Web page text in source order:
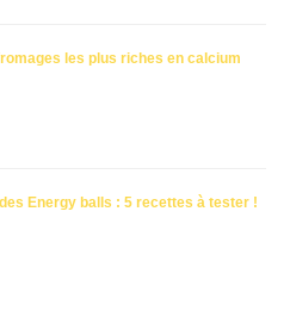
les plus riches en calcium
Energy balls : 5 recettes à tester !